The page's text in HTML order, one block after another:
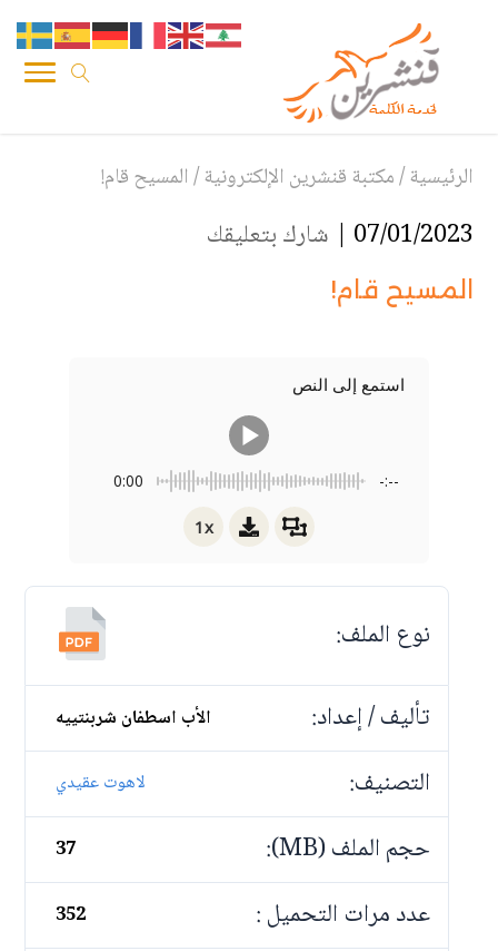
الرئيسية/مكتبة قنشرين الإلكترونية/المسيح قام!
07/01/2023 | شارك بتعليقك
المسيح قام!
استمع إلى النص
0:00 -:--
1x
نوع الملف:
تأليف / إعداد:
الأب اسطفان شربنتييه
التصنيف: لاهوت عقيدي
حجم الملف (MB): 37
عدد مرات التحميل : 352